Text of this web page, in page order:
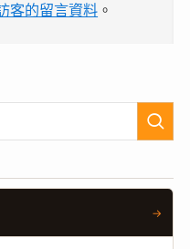
客的留言資料 。
→